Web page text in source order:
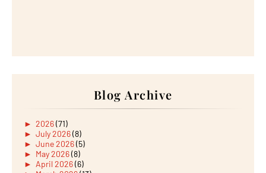
Blog Archive
► 2026(71)
► July 2026(8)
► June 2026(5)
► May 2026(8)
► April 2026(6)